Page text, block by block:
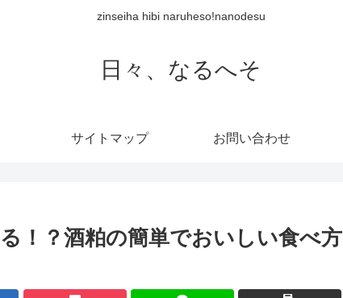
zinseiha hibi naruheso!nanodesu
日々、なるへそ
サイトマップ お問い合わせ
！？酒粕の簡単でおいしい食べ方